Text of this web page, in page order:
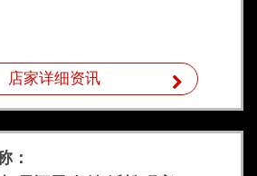
店家详细资讯
：